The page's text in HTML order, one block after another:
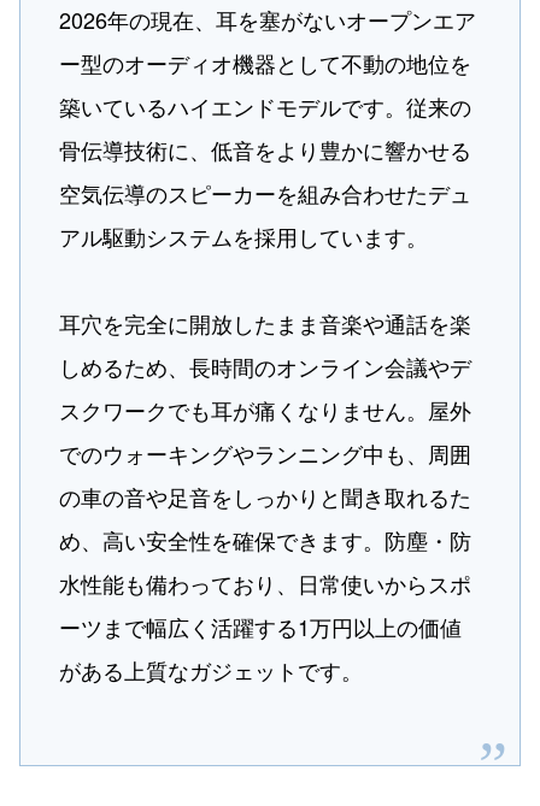
2026年の現在、耳を塞がないオープンエア
ー型のオーディオ機器として不動の地位を
築いているハイエンドモデルです。従来の
骨伝導技術に、低音をより豊かに響かせる
空気伝導のスピーカーを組み合わせたデュ
アル駆動システムを採用しています。
耳穴を完全に開放したまま音楽や通話を楽
しめるため、長時間のオンライン会議やデ
スクワークでも耳が痛くなりません。屋外
でのウォーキングやランニング中も、周囲
の車の音や足音をしっかりと聞き取れるた
め、高い安全性を確保できます。防塵・防
水性能も備わっており、日常使いからスポ
ーツまで幅広く活躍する1万円以上の価値
がある上質なガジェットです。